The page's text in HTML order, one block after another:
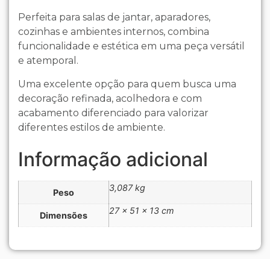
Perfeita para salas de jantar, aparadores,
cozinhas e ambientes internos, combina
funcionalidade e estética em uma peça versátil
e atemporal.
Uma excelente opção para quem busca uma
decoração refinada, acolhedora e com
acabamento diferenciado para valorizar
diferentes estilos de ambiente.
Informação adicional
Peso 3,087 kg
Dimensões 27 × 51 × 13 cm